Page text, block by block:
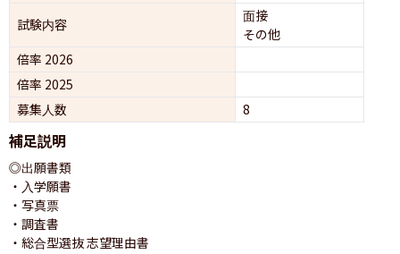
試験内容
面接
その他
倍率 2026
倍率 2025
募集人数
8
補足説明
◎出願書類
・入学願書
・写真票
・調査書
・総合型選抜 志望理由書